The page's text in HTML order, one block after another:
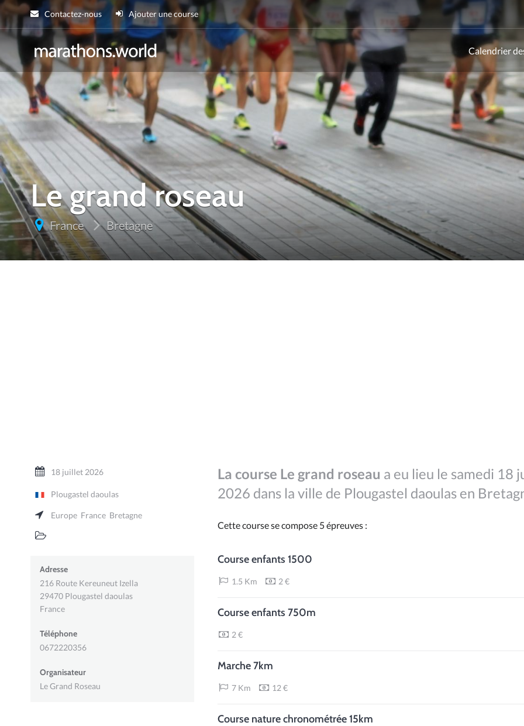
Contactez-nous Ajouter une course
marathons.world
Calendrier
Le grand roseau
France Bretagne
18 juillet 2026
Plougastel daoulas
Europe France Bretagne
Adresse
216 Route Kereuneut Izella
29470 Plougastel daoulas
France
Téléphone
0672220356
Organisateur
Le Grand Roseau
La course Le grand roseau a eu lieu le samedi 18
2026 dans la ville de Plougastel daoulas en
Cette course se compose 5 épreuves :
Course enfants 1500
1.5 Km 2 €
Course enfants 750m
2 €
Marche 7km
7 Km 12 €
Course nature chronométrée 15km